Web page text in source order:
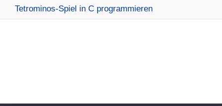
Tetrominos-Spiel in C programmieren